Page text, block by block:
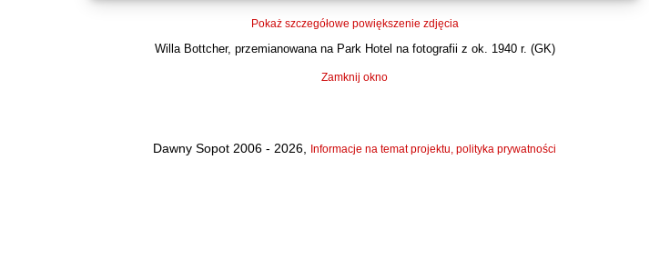
Pokaż szczegółowe powiększenie zdjęcia
Willa Bottcher, przemianowana na Park Hotel na fotografii z ok. 1940 r. (GK)
Zamknij okno
Dawny Sopot 2006 - 2026, Informacje na temat projektu, polityka prywatności